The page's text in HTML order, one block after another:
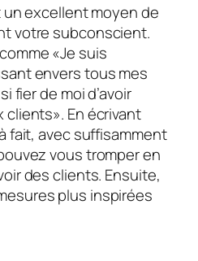
excellent moyen de
votre subconscient.
«Je suis
envers tous mes
fier de moi d’avoir
En écrivant
fait, avec suffisamment
vous tromper en
des clients. Ensuite,
plus inspirées